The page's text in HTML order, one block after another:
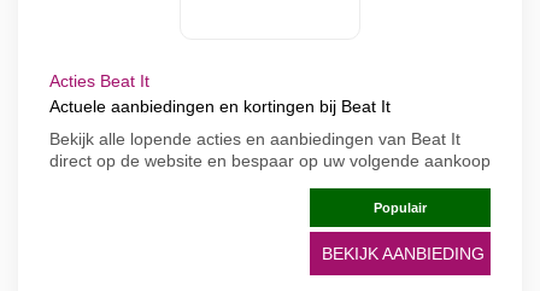
Acties Beat It
Actuele aanbiedingen en kortingen bij Beat It
Bekijk alle lopende acties en aanbiedingen van Beat It
direct op de website en bespaar op uw volgende aankoop
Populair
BEKIJK AANBIEDING